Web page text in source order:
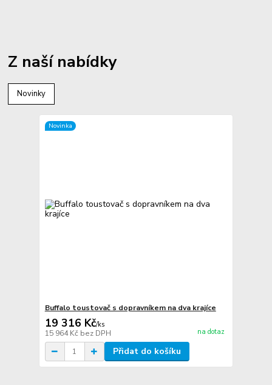
Z naší nabídky
Novinky
Novinka
Buffalo toustovač s dopravníkem na dva krajíce
19 316 Kč/ks
15 964 Kč bez DPH na dotaz
Přidat do košíku